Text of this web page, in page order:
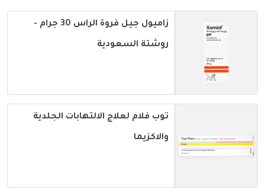
زاميول جيل فروة الراس 30 جرام -
روشتة السعودية
توب فلام لعلاج الالتهابات الجلدية
والاكزيما